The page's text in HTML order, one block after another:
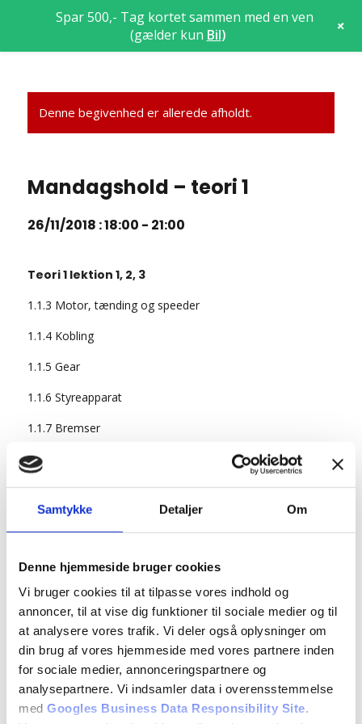
Samtykke Detaljer Om
Denne hjemmeside bruger cookies
Vi bruger cookies til at tilpasse vores indhold og
annoncer, til at vise dig funktioner til sociale medier og til
at analysere vores trafik. Vi deler også oplysninger om
din brug af vores hjemmeside med vores partnere inden
for sociale medier, annonceringspartnere og
analysepartnere. Vi indsamler data i overensstemmelse
med Googles Business Data Responsibility Site.
Denne begivenhed er allerede afholdt.
Mandagshold – teori 1
26/11/2018 : 18:00 - 21:00
Teori 1 lektion 1, 2, 3
1.1.3 Motor, tænding og speeder
1.1.4 Kobling
1.1.5 Gear
1.1.6 Styreapparat
1.1.7 Bremser
1.2.1 Førerens og ejerens ansvar
1.2.2 Styreapparat
1.2.3 Bremser
1.2.6 Energi- og miljørigtig kørsel
1.2.7 Bærende dele
1.2.8 Karrosseri
1.2.9 Særligt udstyr
Spar 500,- Tag kortet sammen med en ven
(gælder kun Bil) +